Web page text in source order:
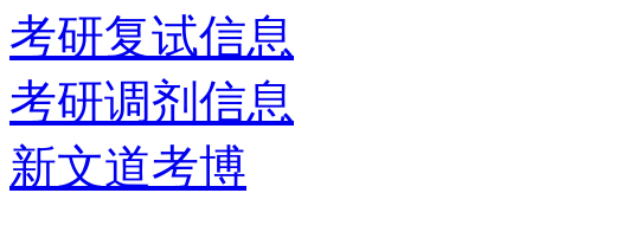
考研复试信息
考研调剂信息
新文道考博